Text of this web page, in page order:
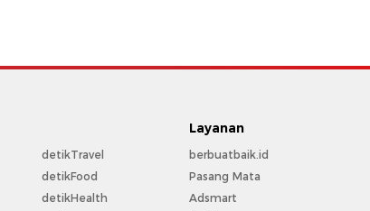
detikTravel
detikFood
detikHealth
Layanan
berbuatbaik.id
Pasang Mata
Adsmart